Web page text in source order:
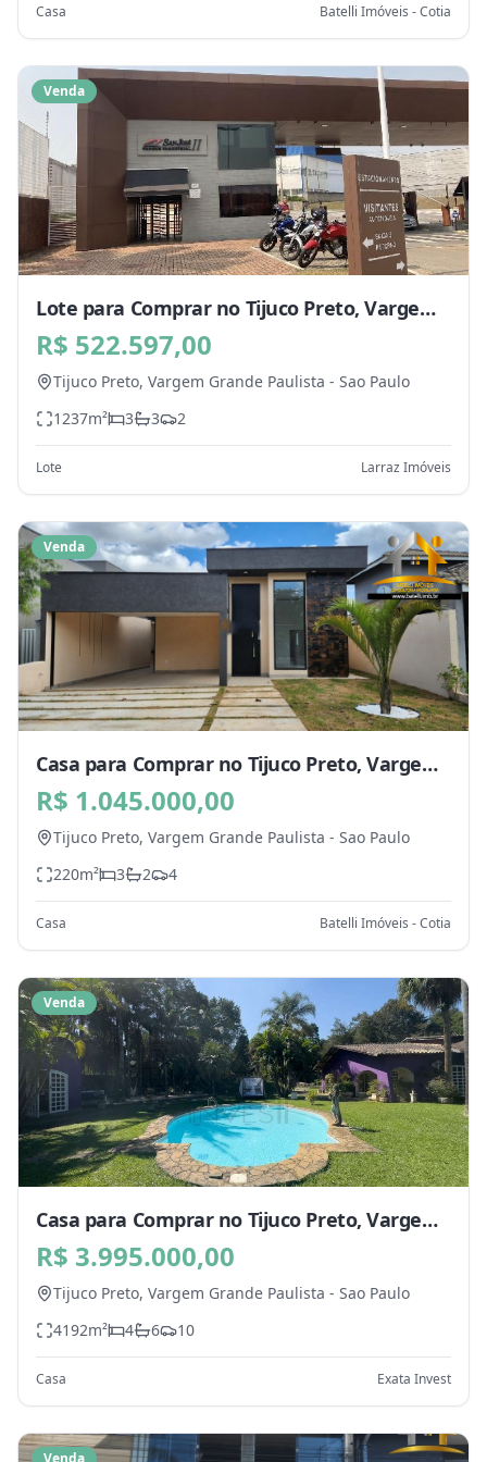
Casa Batelli Imóveis - Cotia
Venda
Lote para Comprar no Tijuco Preto, Vargem
Grande Paulista - SP
R$ 522.597,00
Tijuco Preto, Vargem Grande Paulista - Sao Paulo
1237m² 3 3 2
Lote Larraz Imóveis
Venda
Casa para Comprar no Tijuco Preto, Vargem
Grande Paulista - SP
R$ 1.045.000,00
Tijuco Preto, Vargem Grande Paulista - Sao Paulo
220m² 3 2 4
Casa Batelli Imóveis - Cotia
Venda
Casa para Comprar no Tijuco Preto, Vargem
Grande Paulista - SP
R$ 3.995.000,00
Tijuco Preto, Vargem Grande Paulista - Sao Paulo
4192m² 4 6 10
Casa Exata Invest
Venda